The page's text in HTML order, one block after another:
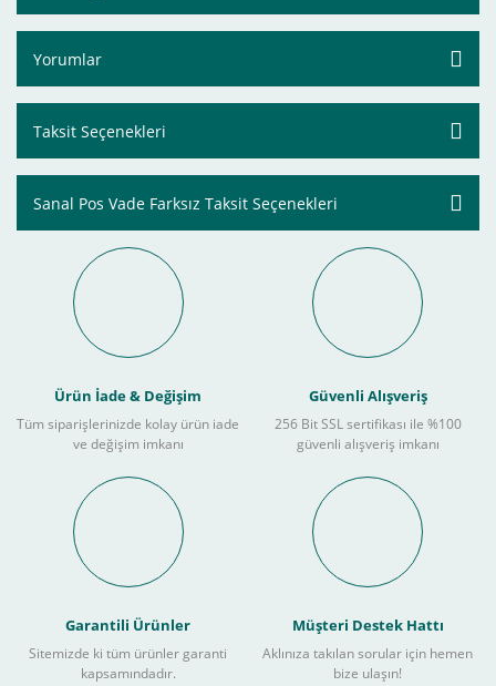
Yorumlar
Taksit Seçenekleri
Sanal Pos Vade Farksız Taksit Seçenekleri
Ürün İade & Değişim
Tüm siparişlerinizde kolay ürün iade
ve değişim imkanı
Güvenli Alışveriş
256 Bit SSL sertifikası ile %100
güvenli alışveriş imkanı
Garantili Ürünler
Sitemizde ki tüm ürünler garanti
kapsamındadır.
Müşteri Destek Hattı
Aklınıza takılan sorular için hemen
bize ulaşın!